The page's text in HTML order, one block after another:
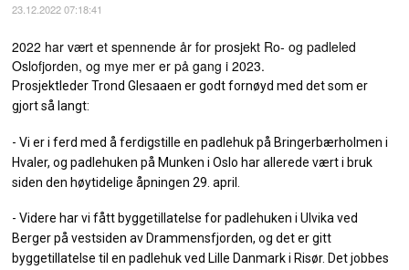
23.12.2022 07:18:41
2022 har vært et spennende år for prosjekt Ro- og padleled
Oslofjorden, og mye mer er på gang i 2023.
Prosjektleder Trond Glesaaen er godt fornøyd med det som er
gjort så langt:
- Vi er i ferd med å ferdigstille en padlehuk på Bringerbærholmen i
Hvaler, og padlehuken på Munken i Oslo har allerede vært i bruk
siden den høytidelige åpningen 29. april.
- Videre har vi fått byggetillatelse for padlehuken i Ulvika ved
Berger på vestsiden av Drammensfjorden, og det er gitt
byggetillatelse til en padlehuk ved Lille Danmark i Risør. Det jobbes